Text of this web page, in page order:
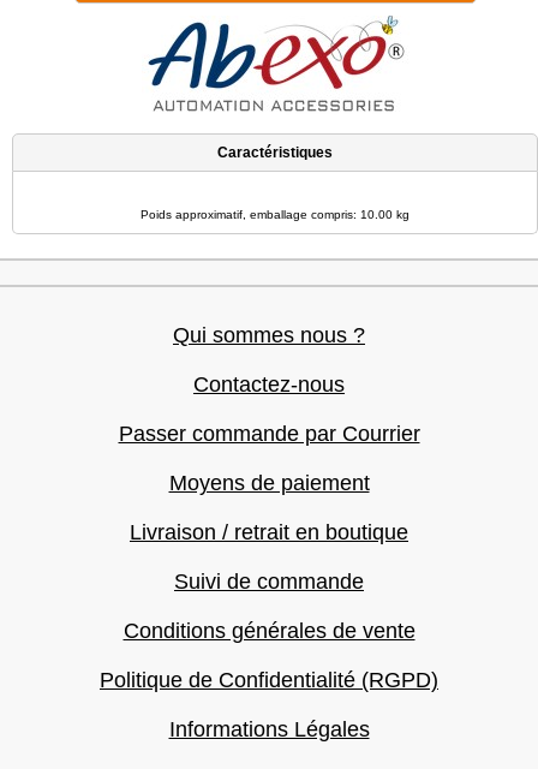
Caractéristiques
Poids approximatif, emballage compris: 10.00 kg
Qui sommes nous ?
Contactez-nous
Passer commande par Courrier
Moyens de paiement
Livraison / retrait en boutique
Suivi de commande
Conditions générales de vente
Politique de Confidentialité (RGPD)
Informations Légales